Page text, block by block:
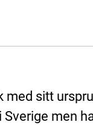
med sitt
Sverige men